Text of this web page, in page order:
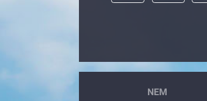
NEM